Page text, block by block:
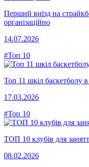
Перший виїзд на
організаційно
14.07.2026
#Топ 10
Топ 11 шкіл баскетболу
17.03.2026
#Топ 10
ТОП 10 клубів для
08.02.2026